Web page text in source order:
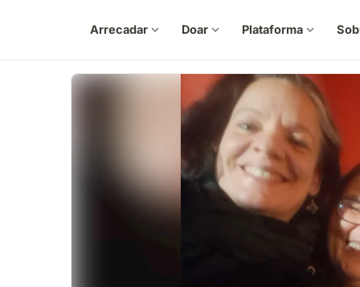
Arrecadar expand_more Doar expand_more Plataforma expand_more